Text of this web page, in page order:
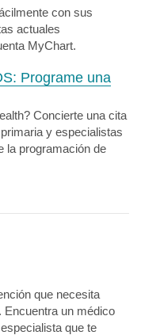
con sus
actuales
MyChart.
Programe una
Concierte una cita
y especialistas
la programación de
que necesita
Encuentra un médico
que te